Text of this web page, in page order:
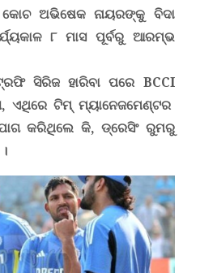
ଅଭିଷେକ ନାୟରଙ୍କୁ ବିଦା
୮ ମାସ ପୂର୍ବରୁ ଆରମ୍ଭ
ସିରିଜ ହାରିବା ପରେ BCCI
, ଏଥିରେ ଟିମ୍ ମ୍ୟାନେଜମେଣ୍ଟର
କରିଥିଲେ କି,ଡ୍ରେସିଂ ରୁମରୁ